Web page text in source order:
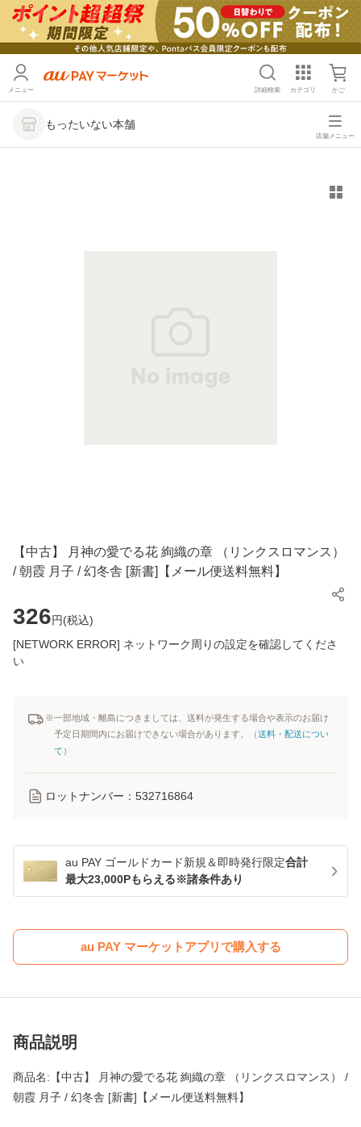
メニュー 詳細検索 カテゴリ かご
もったいない本舗
店舗メニュー
【中古】 月神の愛でる花 絢織の章 （リンクスロマンス）
/ 朝霞 月子 / 幻冬舎 [新書]【メール便送料無料】
326円(税込)
[NETWORK ERROR] ネットワーク周りの設定を確認してくださ
い
※一部地域・離島につきましては、送料が発生する場合や表示のお届け
予定日期間内にお届けできない場合があります。（送料・配送につい
て ）
ロットナンバー： 532716864
au PAY ゴールドカード新規＆即時発行限定合計
最大23,000Pもらえる※諸条件あり
au PAY マーケットアプリで購入する
商品説明
商品名:【中古】 月神の愛でる花 絢織の章 （リンクスロマンス） /
朝霞 月子 / 幻冬舎 [新書]【メール便送料無料】